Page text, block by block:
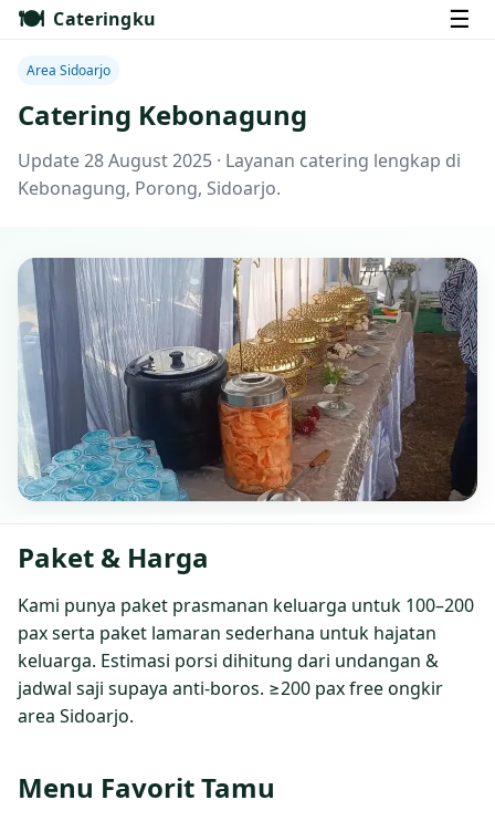
🍽️ Cateringku ☰
Area Sidoarjo
Catering Kebonagung
Update 28 August 2025 · Layanan catering lengkap di
Kebonagung, Porong, Sidoarjo.
Paket & Harga
Kami punya paket prasmanan keluarga untuk 100–200
pax serta paket lamaran sederhana untuk hajatan
keluarga. Estimasi porsi dihitung dari undangan &
jadwal saji supaya anti‑boros. ≥200 pax free ongkir
area Sidoarjo.
Menu Favorit Tamu